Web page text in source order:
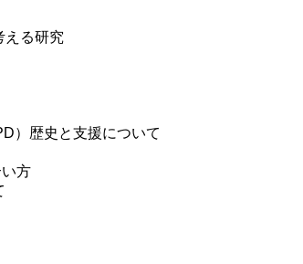
える研究
）歴史と支援について
方